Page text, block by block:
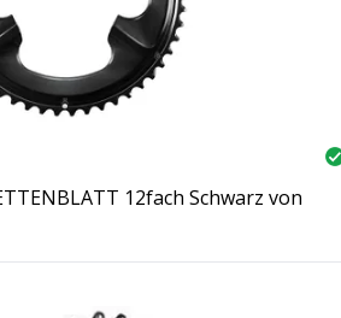
12fach Schwarz von